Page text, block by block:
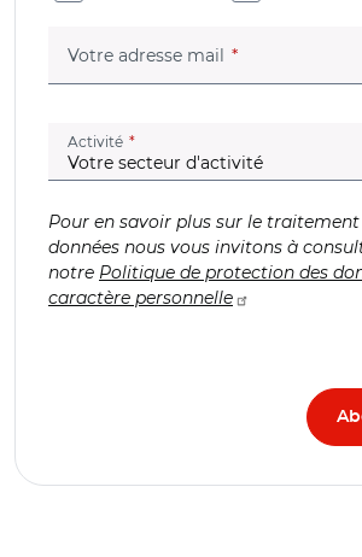
Votre adresse mail (champ
Activité (champ obligatoire)
Pour en savoir plus sur le traitement
données nous vous invitons à
notre Politique de protection des
caractère personnelle